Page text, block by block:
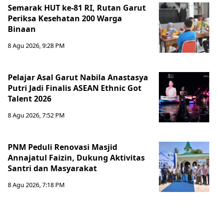
Semarak HUT ke-81 RI, Rutan Garut
Periksa Kesehatan 200 Warga
Binaan
8 Agu 2026, 9:28 PM
Pelajar Asal Garut Nabila Anastasya
Putri Jadi Finalis ASEAN Ethnic Got
Talent 2026
8 Agu 2026, 7:52 PM
PNM Peduli Renovasi Masjid
Annajatul Faizin, Dukung Aktivitas
Santri dan Masyarakat
8 Agu 2026, 7:18 PM